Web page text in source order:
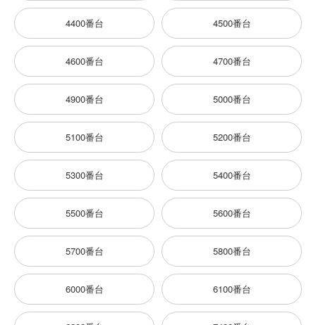
4400番台 4500番台
4600番台 4700番台
4900番台 5000番台
5100番台 5200番台
5300番台 5400番台
5500番台 5600番台
5700番台 5800番台
6000番台 6100番台